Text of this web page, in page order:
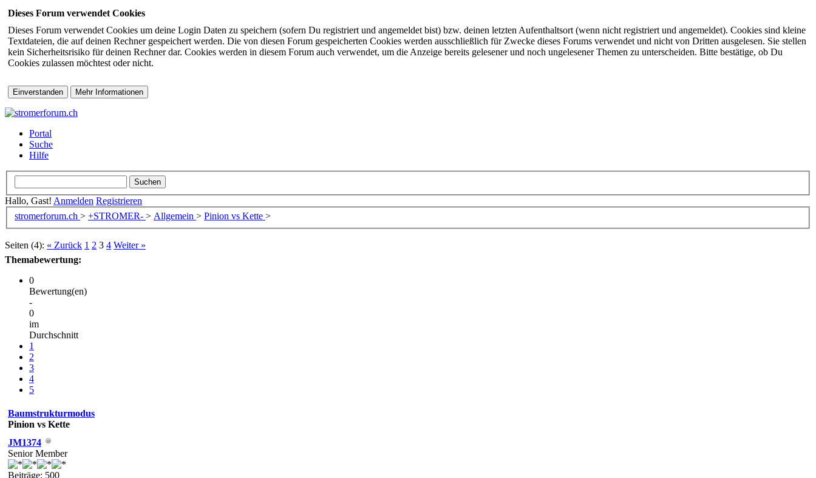
Dieses Forum verwendet Cookies
Dieses Forum verwendet Cookies um deine Login Daten zu speichern (sofern Du registriert und angemeldet bist) bzw. deinen letzten Aufenthaltsort (wenn nicht registriert und angemeldet). Cookies sind kleine
Textdateien, die auf deinen Rechner gespeichert werden. Die von diesen Forum gespeicherten Cookies werden ausschließlich für Zwecke dieses Forums verwendet und nicht von Dritten ausgelesen. Sie stellen
kein Sicherheitsrisiko für deinen Rechner dar. Cookies werden in diesem Forum auch verwendet, um die Anzeige bereits gelesener und noch ungelesener Themen zu unterscheiden. Bitte bestätige, ob Du
Cookies zulassen möchtest oder nicht.
Portal
Suche
Hilfe
Hallo, Gast! Anmelden Registrieren
stromerforum.ch > +STROMER- > Allgemein > Pinion vs Kette >
Seiten (4): « Zurück 1 2 3 4 Weiter »
Themabewertung:
0
Bewertung(en)
-
0
im
Durchschnitt
1
2
3
4
5
Baumstrukturmodus
Pinion vs Kette
JM1374
Senior Member
Beiträge: 500